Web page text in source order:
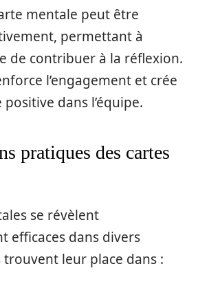
mentale peut être
permettant à
de contribuer à la réflexion.
l’engagement et crée
dans l’équipe.
pratiques des cartes
se révèlent
efficaces dans divers
trouvent leur place dans :